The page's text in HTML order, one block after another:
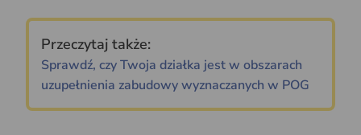
Przeczytaj także:
Sprawdź, czy Twoja działka jest w obszarach
uzupełnienia zabudowy wyznaczanych w POG